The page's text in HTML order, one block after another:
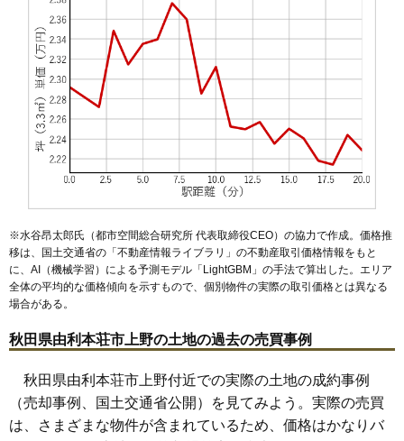
1.3万円
56 岩城赤平 1.2万円 131万円 -14.5%
57 神沢 1.1万円 117万円 -22.0%
58 鳥海町上笹子 1.1万円
59
60 東由利舘合 1.0万円 36万円 -20.5%
0.8万円
東由利老方 0.8万円 101万円 -17.6%
65 大谷 0.7万円 437万円 -24.4%
※水谷昂太郎氏（都市空間総合研究所 代表取締役CEO）の協力で作成。価格推
移は、国土交通省の「不動産情報ライブラリ 」の不動産取引価格情報をもと
に、AI（機械学習）による予測モデル「LightGBM」の手法で算出した。エリア
全体の平均的な価格傾向を示すもので、個別物件の実際の取引価格とは異なる
場合がある。
秋田県由利本荘市上野の土地の過去の売買事例
秋田県由利本荘市上野付近での実際の土地の成約事例
（売却事例、国土交通省公開）を見てみよう。実際の売買
は、さまざまな物件が含まれているため、価格はかなりバ